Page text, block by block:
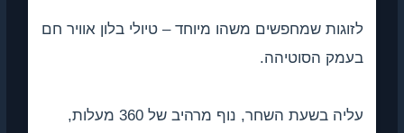
לזוגות שמחפשים משהו מיוחד – טיולי בלון אוויר חם
בעמק הסוטיהה.
עליה בשעת השחר, נוף מרהיב של 360 מעלות,